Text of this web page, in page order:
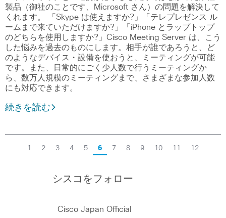
製品（御社のことです、Microsoft さん）の問題を解決して
くれます。 「Skype は使えますか?」「テレプレゼンス ル
ームまで来ていただけますか?」「iPhone とラップトップ
のどちらを使用しますか?」Cisco Meeting Server は、こう
した悩みを過去のものにします。相手が誰であろうと、ど
のようなデバイス・設備を使おうと、ミーティングが可能
です。また、日常的にごく少人数で行うミーティングか
ら、数万人規模のミーティングまで、さまざまな参加人数
にも対応できます。
続きを読む
1 2 3 4 5 6 7 8 9 10 11 12
シスコをフォロー
Cisco Japan Official